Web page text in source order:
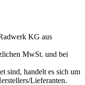
KG aus
MwSt. und bei
sind, handelt es sich um
Lieferanten.